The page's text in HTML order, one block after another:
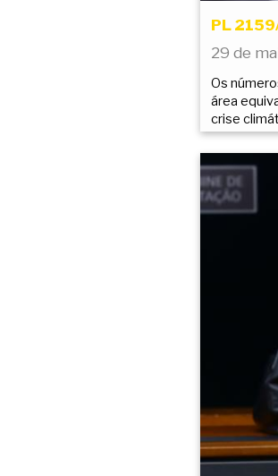
PL
29 de
Os
área
crise